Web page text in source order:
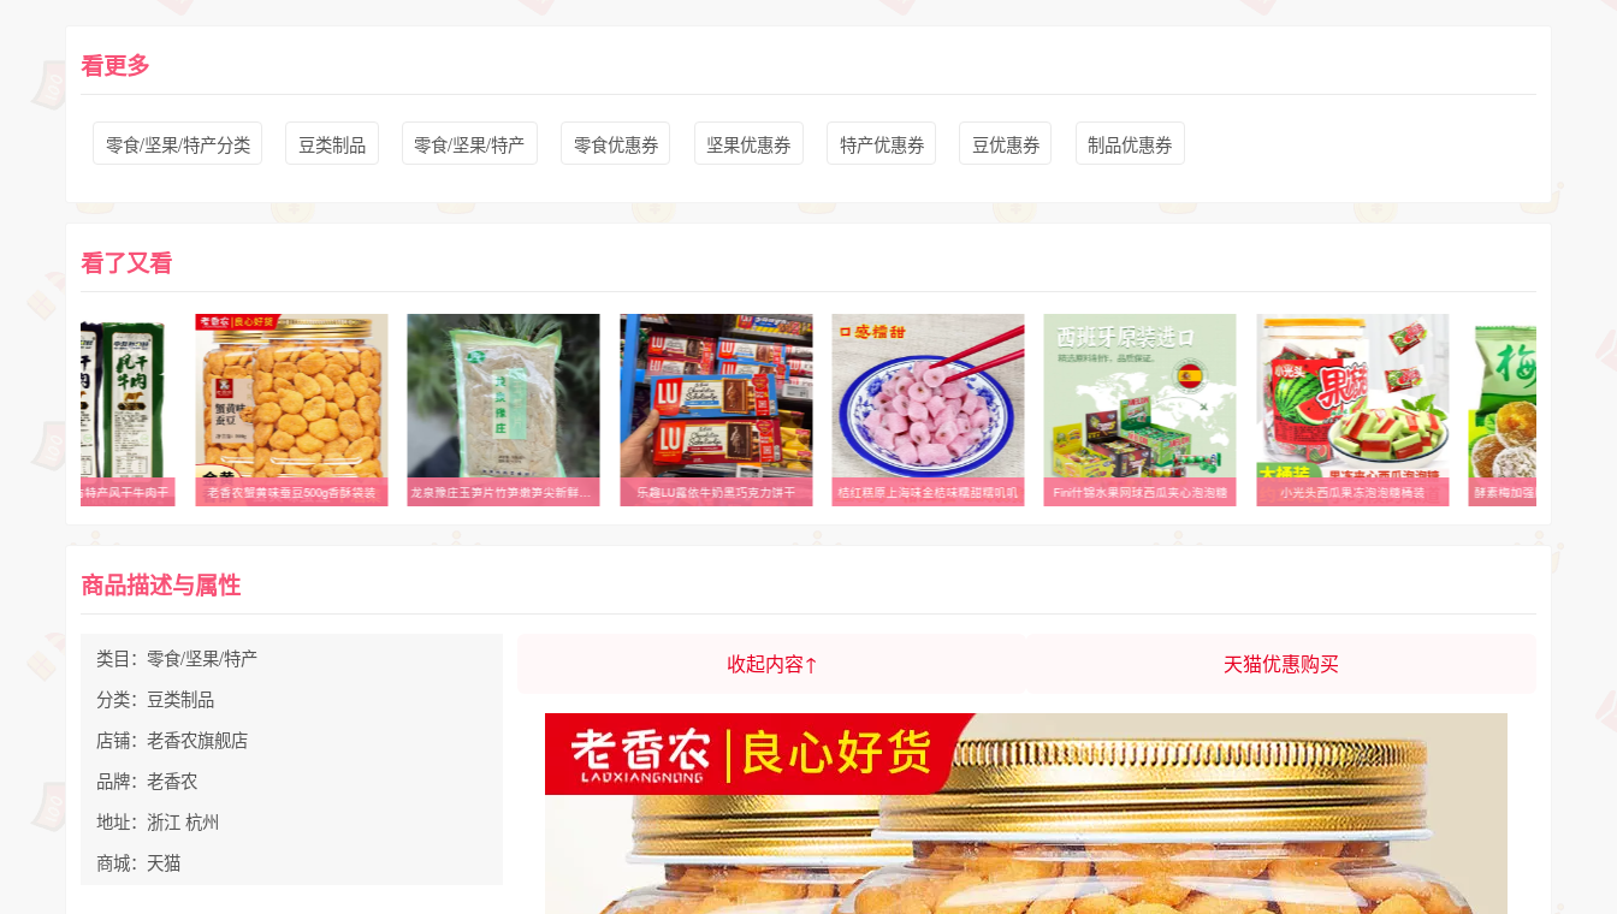
看更多
零食/坚果/特产分类 豆类制品 零食/坚果/特产 零食优惠券 坚果优惠券 特产优惠券 豆优惠券 制品优惠券
看了又看
农蟹黄味蚕豆500g香酥袋装 龙泉豫庄玉笋片竹笋嫩笋尖新鲜笋丝免泡发湿笋片自制农家笋非笋干 乐趣LU露依牛奶黑巧克力饼干 桔红糕原上海味金桔味糯甜糯叽叽 Fini什锦水果网球西瓜夹心泡泡糖 小光头西瓜果冻泡泡糖桶装 酵素梅加强版试吃五粒不满意包退
商品描述与属性
类目：零食/坚果/特产
分类：豆类制品
店铺：老香农旗舰店
品牌：老香农
地址：浙江 杭州
商城：天猫
收起内容↑ 天猫优惠购买